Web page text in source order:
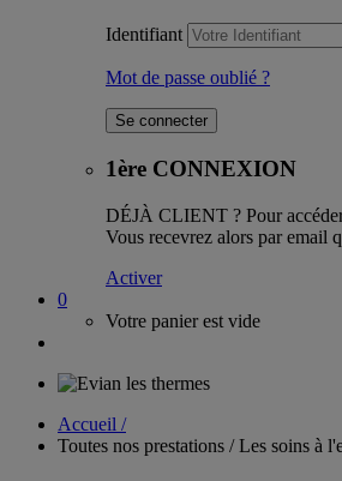
Identifiant
Mot de passe oublié ?
1ère CONNEXION
DÉJÀ CLIENT ? Pour
Vous recevrez alors par email
Activer
0
Votre panier est vide
Accueil /
Toutes nos prestations / Les soins à